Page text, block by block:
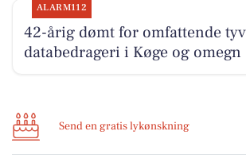
ALARM112
42-årig dømt for omfattende
databedrageri i Køge og omegn
Send en gratis lykønskning